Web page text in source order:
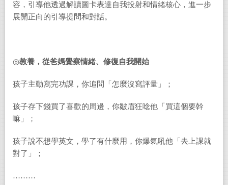
容，引導他透過解讀圖卡表達自我投射和情緒核心，進一步
展開正向的引導提問和對話。
◎教養，從爸媽覺察情緒、修復自我開始
孩子主動寫完功課，你追問「怎麼沒寫評量」；
孩子存下錢買了喜歡的周邊，你皺眉狂唸他「買這個要幹
嘛」；
孩子說不想學英文，學了有什麼用，你爆氣吼他「去上課就
對了」；
………